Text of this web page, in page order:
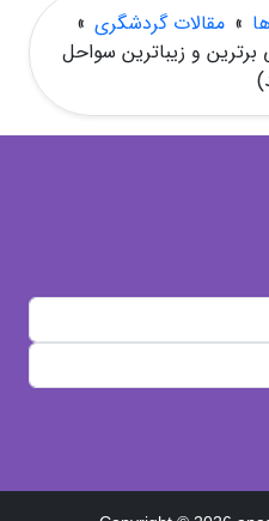
» مقالات گردشگری »
و زیباترین سواحل